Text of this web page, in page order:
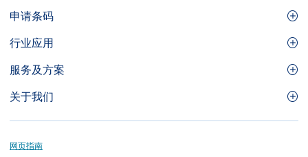
Footer
Site
Menu
申请条码
GS1条码
实用工具及资源
行业应用
食品及餐饮服务
运输及物流
服务及方案
品牌保护
关于我们
关于香港货品编码协会
业界应用的标准
Footer
网页指南